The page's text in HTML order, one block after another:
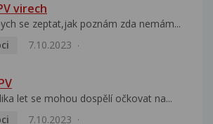
virech
se zeptat,jak poznám zda nemám...
7.10.2023
let se mohou dospělí očkovat na...
7.10.2023